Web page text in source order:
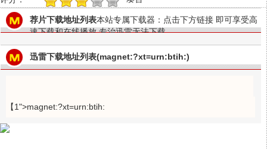
荐片下载地址列表本站专属下载器：点击下方链接 即可享受高
速下载和在线播放 专治迅雷无法下载
迅雷下载地址列表(magnet:?xt=urn:btih:)
【1">magnet:?xt=urn:btih: